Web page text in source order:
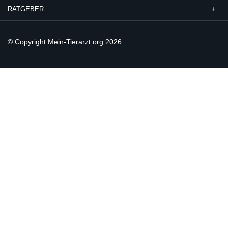
RATGEBER
© Copyright Mein-Tierarzt.org 2026